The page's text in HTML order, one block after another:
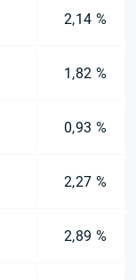
2,14 %
1,82 %
0,93 %
2,27 %
2,89 %